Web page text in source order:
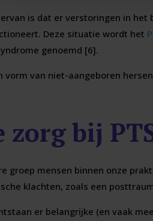
is dat er verstoringen in
Deze situatie wordt het
genoemd [6].
vorm van niet-aangeboren
zorg bij
groep mensen binnen onze
klachten, zoals een
er belangrijke (en vaak